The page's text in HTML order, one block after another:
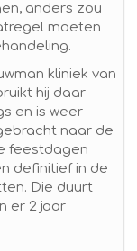
anders zou
moeten
kliniek van
hij daar
en is weer
naar de
feestdagen
definitief in de
Die duurt
er 2 jaar